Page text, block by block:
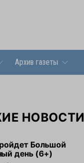
Архив газеты
НОВОСТИ
Большой
день (6+)